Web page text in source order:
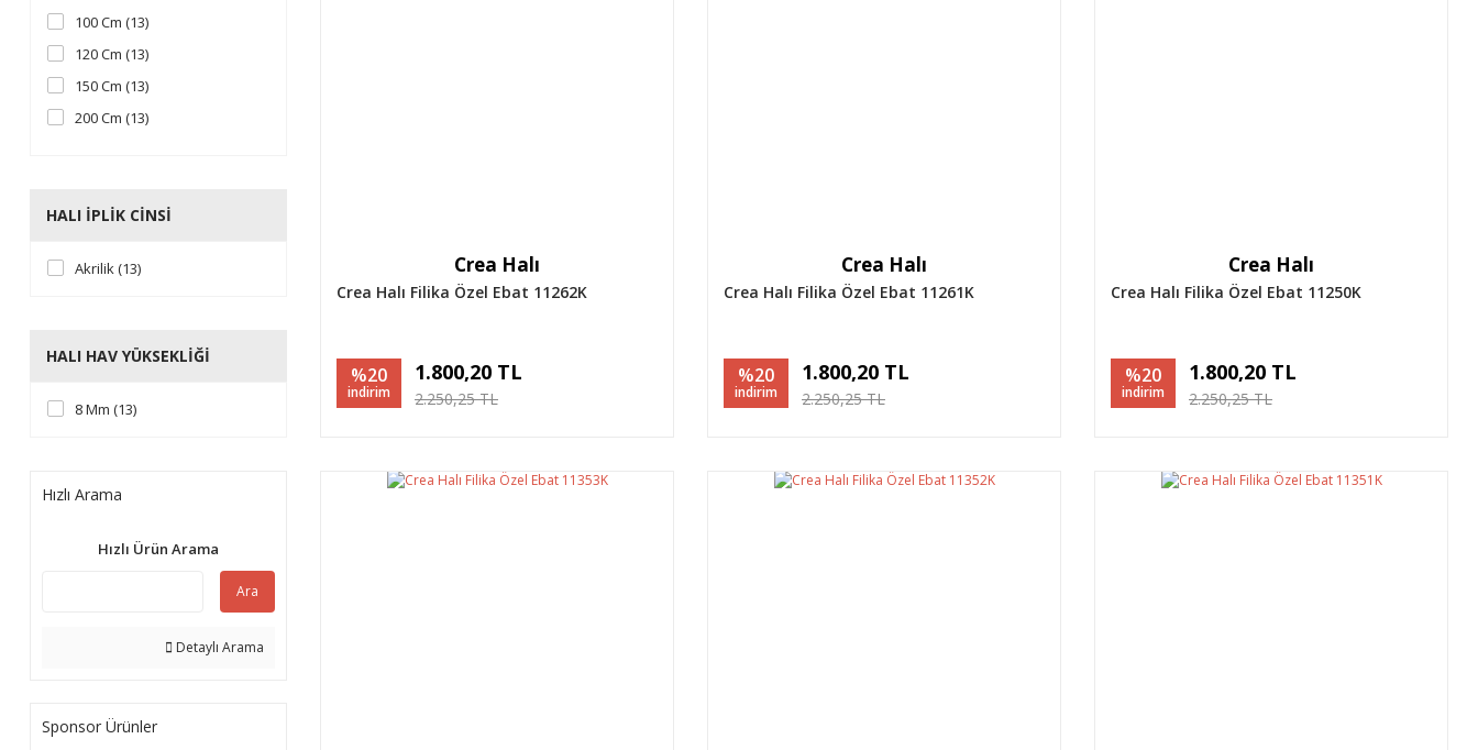
100 Cm (13)
120 Cm (13)
150 Cm (13)
200 Cm (13)
400 Cm (3)
HALI İPLIK CINSI
Akrilik (13)
HALI HAV YÜKSEKLIĞI
8 Mm (13)
Hızlı Arama
Hızlı Ürün Arama
Ara
Detaylı Arama
Sponsor Ürünler
Crea Halı
Crea Halı Filika Özel Ebat 11262K
%20
indirim
1.800,20 TL
2.250,25 TL
Crea Halı
Crea Halı Filika Özel Ebat 11261K
%20
indirim
1.800,20 TL
2.250,25 TL
Crea Halı
Crea Halı Filika Özel Ebat 11250K
%20
indirim
1.800,20 TL
2.250,25 TL